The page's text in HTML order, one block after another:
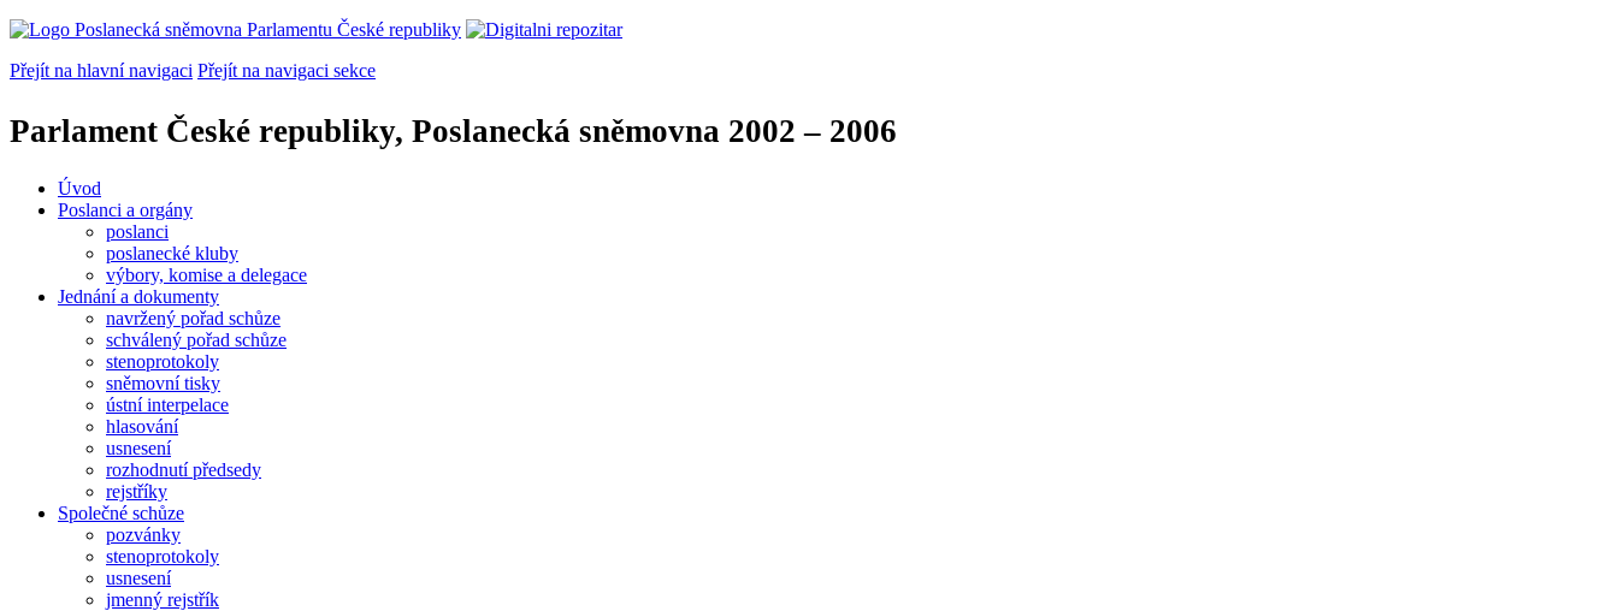
Přejít na hlavní navigaci Přejít na navigaci sekce
Parlament České republiky, Poslanecká sněmovna 2002 – 2006
Úvod
Poslanci a orgány
poslanci
poslanecké kluby
výbory, komise a delegace
Jednání a dokumenty
navržený pořad schůze
schválený pořad schůze
stenoprotokoly
sněmovní tisky
ústní interpelace
hlasování
usnesení
rozhodnutí předsedy
rejstříky
Společné schůze
pozvánky
stenoprotokoly
usnesení
jmenný rejstřík